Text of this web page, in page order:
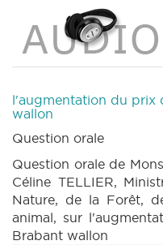
l'augmentation du prix
wallon
Question orale
Question orale de
Céline TELLIER,
Nature, de la Forêt,
animal, sur
Brabant wallon